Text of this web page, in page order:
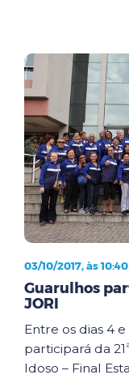
03/10/2017, às 10:40
Guarulhos
JORI
Entre os dias 4
participará da
Idoso – Final